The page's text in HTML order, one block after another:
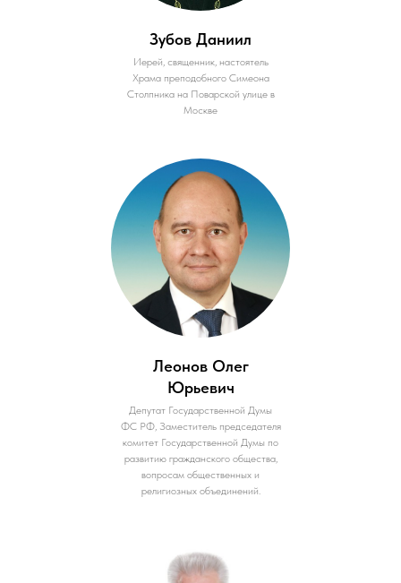
Зубов Даниил
Иерей, священник, настоятель
Храма преподобного Симеона
Столпника на Поварской улице в
Москве
Леонов Олег
Юрьевич
Депутат Государственной Думы
ФС РФ, Заместитель председателя
комитет Государственной Думы по
развитию гражданского общества,
вопросам общественных и
религиозных объединений.